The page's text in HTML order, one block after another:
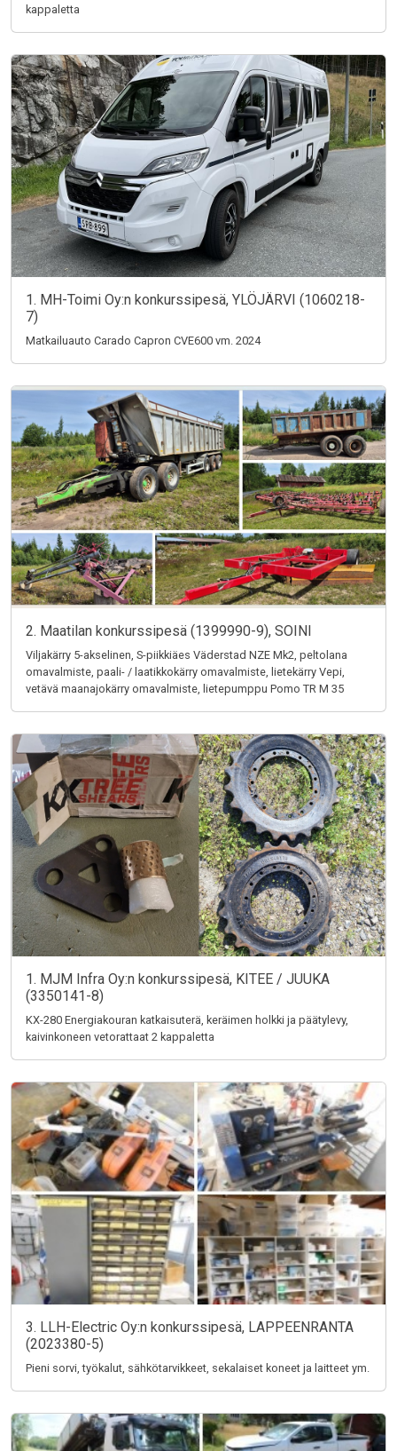
kappaletta
1. MH-Toimi Oy:n konkurssipesä, YLÖJÄRVI (1060218-
7)
Matkailuauto Carado Capron CVE600 vm. 2024
2. Maatilan konkurssipesä (1399990-9), SOINI
Viljakärry 5-akselinen, S-piikkiäes Väderstad NZE Mk2, peltolana
omavalmiste, paali- / laatikkokärry omavalmiste, lietekärry Vepi,
vetävä maanajokärry omavalmiste, lietepumppu Pomo TR M 35
1. MJM Infra Oy:n konkurssipesä, KITEE / JUUKA
(3350141-8)
KX-280 Energiakouran katkaisuterä, keräimen holkki ja päätylevy,
kaivinkoneen vetorattaat 2 kappaletta
3. LLH-Electric Oy:n konkurssipesä, LAPPEENRANTA
(2023380-5)
Pieni sorvi, työkalut, sähkötarvikkeet, sekalaiset koneet ja laitteet ym.